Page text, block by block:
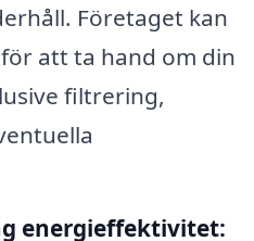
Företaget kan
att ta hand om din
filtrering,
energieffektivitet: